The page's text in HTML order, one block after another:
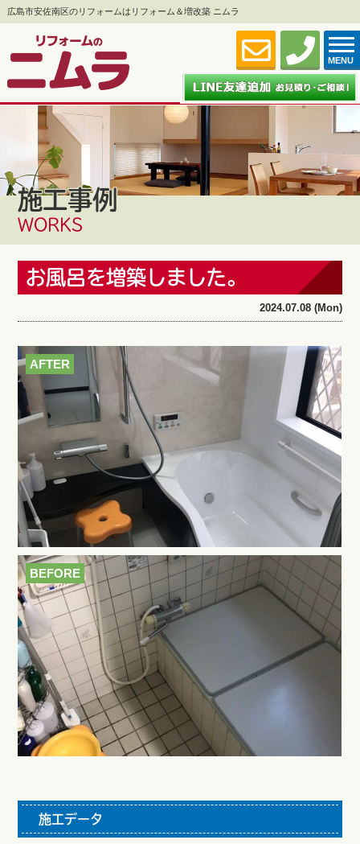
広島市安佐南区のリフォームはリフォーム＆増改築 ニムラ
MENU
施工事例
WORKS
お風呂を増築しました。
2024.07.08 (Mon)
AFTER
BEFORE
施工データ